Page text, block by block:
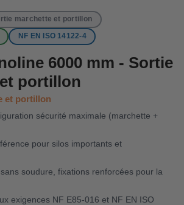
marchette et portillon
NF EN ISO 14122-4
6000 mm - Sortie
portillon
et portillon
sécurité maximale (marchette +
pour silos importants et
soudure, fixations renforcées pour la
exigences NF E85-016 et NF EN ISO